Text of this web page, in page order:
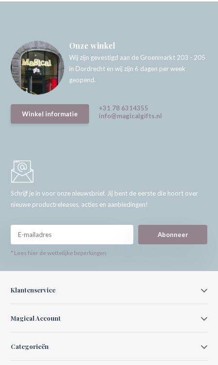
Onze winkel
Wij zijn gevestigd aan de Groenmarkt 203 - 205
in Dordrecht en wij zijn 6 dagen per week
geopend.
Winkel informatie
+31 78 6314355
info@magicalgifts.nl
Schrijf je in voor onze nieuwsbrief. Jij bent de eerste die hoort over
nieuwe productreleases, acties en aanbiedingen!
Abonneer
* Lees hier de wettelijke beperkingen
Klantenservice
Magical Account
Categorieën